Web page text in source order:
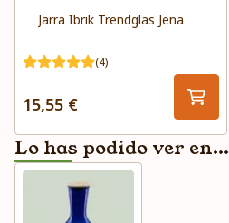
Jarra Ibrik Trendglas Jena
(4)
15,55 €
Lo has podido ver en...